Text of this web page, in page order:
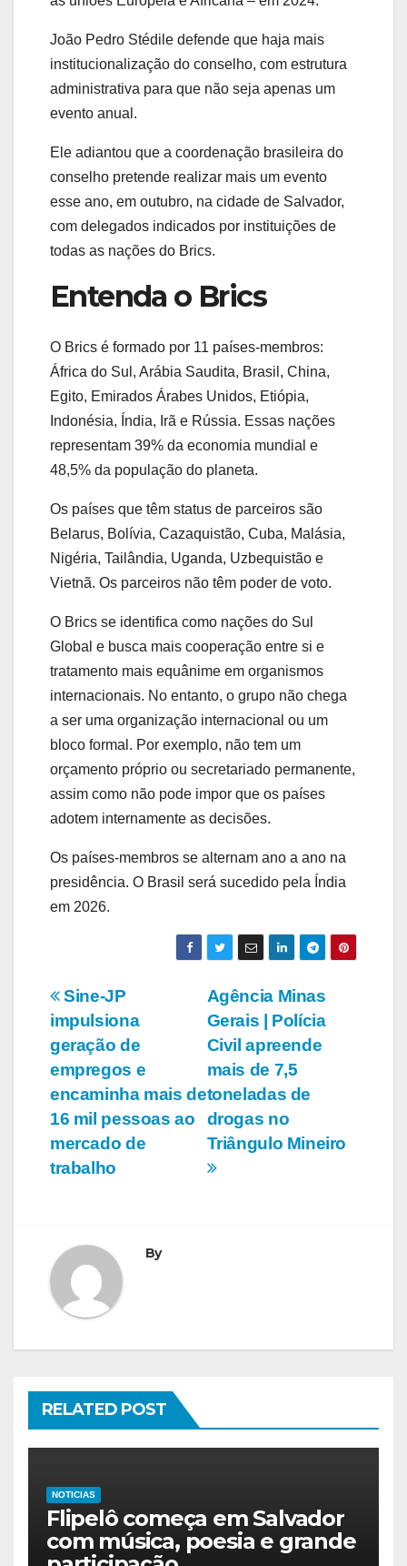
João Pedro Stédile defende que haja mais
institucionalização do conselho, com estrutura
administrativa para que não seja apenas um
evento anual.
Ele adiantou que a coordenação brasileira do
conselho pretende realizar mais um evento
esse ano, em outubro, na cidade de Salvador,
com delegados indicados por instituições de
todas as nações do Brics.
Entenda o Brics
O Brics é formado por 11 países-membros:
África do Sul, Arábia Saudita, Brasil, China,
Egito, Emirados Árabes Unidos, Etiópia,
Indonésia, Índia, Irã e Rússia. Essas nações
representam 39% da economia mundial e
48,5% da população do planeta.
Os países que têm status de parceiros são
Belarus, Bolívia, Cazaquistão, Cuba, Malásia,
Nigéria, Tailândia, Uganda, Uzbequistão e
Vietnã. Os parceiros não têm poder de voto.
O Brics se identifica como nações do Sul
Global e busca mais cooperação entre si e
tratamento mais equânime em organismos
internacionais. No entanto, o grupo não chega
a ser uma organização internacional ou um
bloco formal. Por exemplo, não tem um
orçamento próprio ou secretariado permanente,
assim como não pode impor que os países
adotem internamente as decisões.
Os países-membros se alternam ano a ano na
presidência. O Brasil será sucedido pela Índia
em 2026.
Navegação
de
Post
Agência Minas
Gerais | Polícia
Civil apreende
mais de 7,5
toneladas de
drogas no
Triângulo Mineiro
Sine-JP
impulsiona
geração de
empregos e
encaminha mais de
16 mil pessoas ao
mercado de
trabalho
By
RELATED POST
NOTICIAS
Flipelô começa em Salvador
com música, poesia e grande